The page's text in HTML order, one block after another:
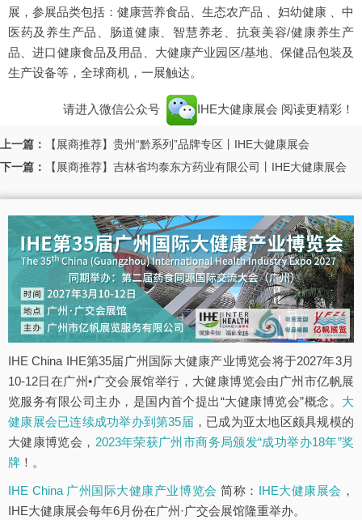
展，参展品类包括：健康营养食品、生态农产品 、妇幼健康 、中
医药及养生产品、肠道健康、智慧养老、抗衰美容/健康养生产
品、进口健康食品及用品、大健康产业园区/基地、保健品包装及
生产设备等，全球商机，一展触达。
请进入微信公众号 IHE大健康展会 阅读更精彩！
上一篇：
【展商推荐】贵州“黔系列”品牌专区丨IHE大健康展会
下一篇：
【展商推荐】吉林省均泰东方药业有限公司丨IHE大健康展会
IHE China IHE第35届广州国际大健康产业博览会将于2027年3月
10-12日在广州•广交会展馆举行，大健康博览会由广州市亿帆展
览服务有限公司主办，是国内首个提出“大健康博览会”概念。 大
健康展会已连续成功举办到第35届 ，已成为亚太地区颇具规模的
大健康博览会， 2023年荣获广州市商务局颁发“成功举办18年”奖
牌 ！。
IHE China 广州国际大健康产业博览会 简称： IHE大健康展会 ，
IHE大健康展会每年6月份在广州·广交会展馆隆重举办。